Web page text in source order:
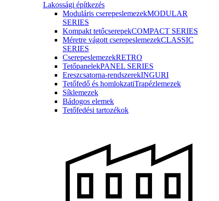
Lakossági építkezés
Moduláris cserepeslemezekMODULAR
SERIES
Kompakt tetőcserepekCOMPACT SERIES
Méretre vágott cserepeslemezekCLASSIC
SERIES
CserepeslemezekRETRO
TetőpanelekPANEL SERIES
Ereszcsatorna-rendszerekINGURI
Tetőfedő és homlokzatiTrapézlemezek
Síklemezek
Bádogos elemek
Tetőfedési tartozékok